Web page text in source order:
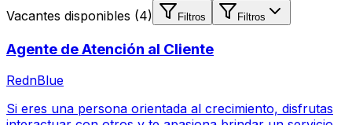
Vacantes disponibles (4) Filtros Filtros
Agente de Atención al Cliente
RednBlue
Si eres una persona orientada al crecimiento, disfrutas